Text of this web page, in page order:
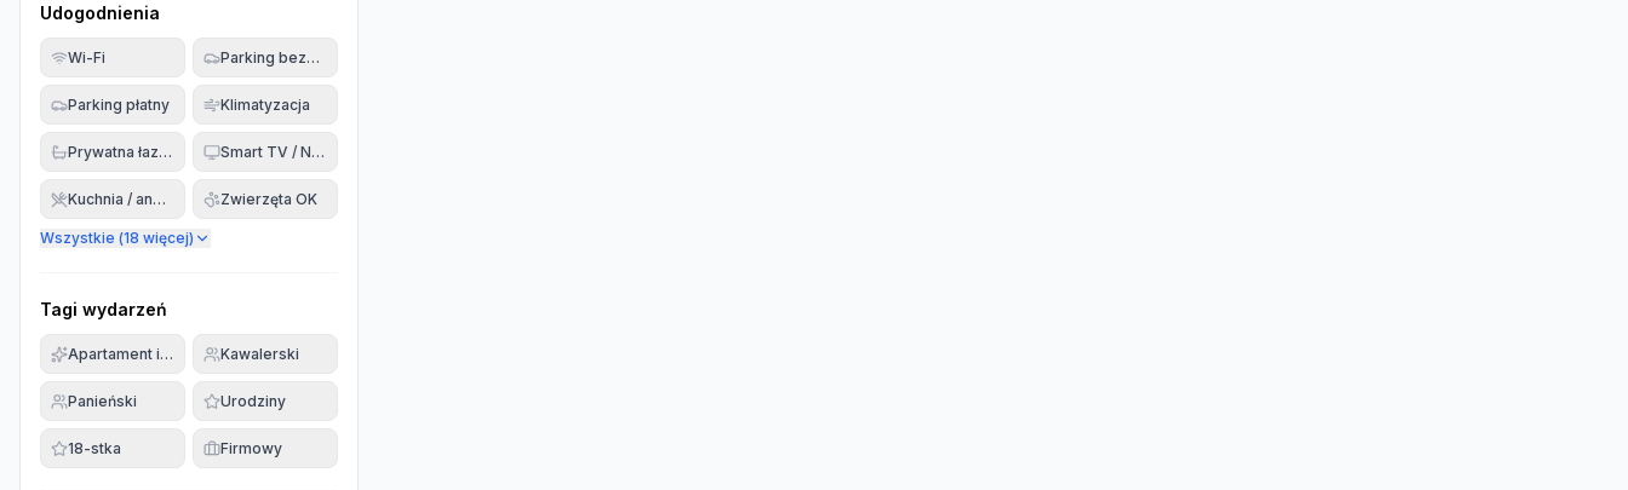
Udogodnienia
Wi-Fi Parking bezpłatny
Parking płatny Klimatyzacja
Prywatna łazienka Smart TV / Netflix
Kuchnia / aneks Zwierzęta OK
Wszystkie (18 więcej)
Tagi wydarzeń
Apartament imprezowyKawalerski
Panieński Urodziny
18-stka Firmowy